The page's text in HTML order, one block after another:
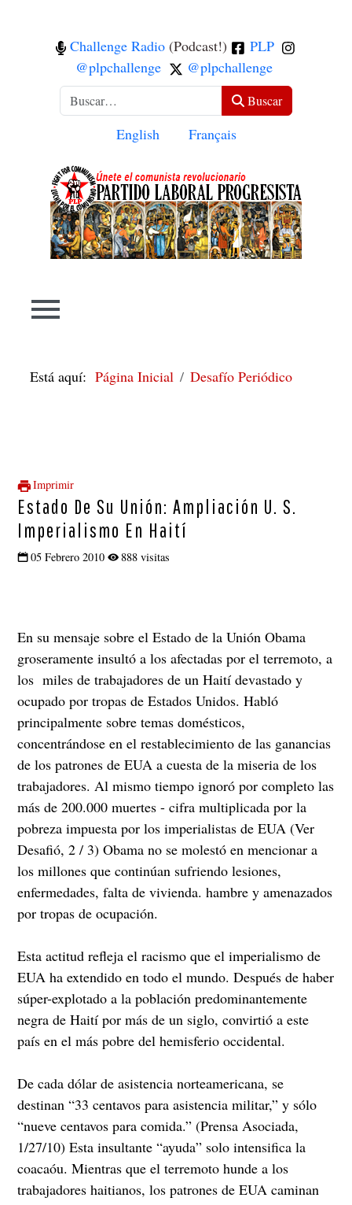
Challenge Radio (Podcast!)
PLP
@plpchallenge
@plpchallenge
Buscar Buscar
Seleccione su idioma
English Français
Está aquí:Página Inicial Desafío Periódico
Imprimir
Estado De Su Unión: Ampliación U. S.
Imperialismo En Haití
05 Febrero 2010 888 visitas
En su mensaje sobre el Estado de la Unión Obama
groseramente insultó a los afectadas por el terremoto, a
los miles de trabajadores de un Haití devastado y
ocupado por tropas de Estados Unidos. Habló
principalmente sobre temas domésticos,
concentrándose en el restablecimiento de las ganancias
de los patrones de EUA a cuesta de la miseria de los
trabajadores. Al mismo tiempo ignoró por completo las
más de 200.000 muertes - cifra multiplicada porla
pobreza impuesta por los imperialistas de EUA (Ver
Desafió, 2 / 3) Obama no se molestó en mencionar a
los millones que continúan sufriendo lesiones,
enfermedades, falta de vivienda. hambre y amenazados
por tropas de ocupación.
Esta actitud refleja el racismo que el imperialismo de
EUA ha extendido en todo el mundo. Después de haber
súper-explotado a la población predominantemente
negra de Haití por más de un siglo, convirtió a este
país en el más pobre del hemisferio occidental.
De cada dólar de asistencia norteamericana, se
destinan “33 centavos para asistencia militar,” y sólo
“nueve centavos para comida.” (Prensa Asociada,
1/27/10) Esta insultante “ayuda” solo intensifica la
coacaóu. Mientras que el terremoto hunde a los
trabajadores haitianos, los patrones de EUA caminan